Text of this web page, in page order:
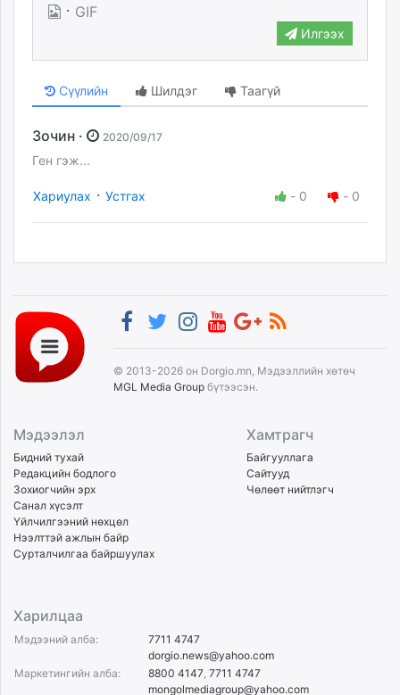
· GIF
Илгээх
Сүүлийн Шилдэг Таагүй
Зочин · 2020/09/17
Ген гэж...
Хариулах · Устгах - 0 - 0
© 2013-2026 он Dorgio.mn, Мэдээллийн хөтөч
MGL Media Group бүтээсэн.
Мэдээлэл
Бидний тухай
Редакцийн бодлого
Зохиогчийн эрх
Санал хүсэлт
Үйлчилгээний нөхцөл
Нээлттэй ажлын байр
Сурталчилгаа байршуулах
Хамтрагч
Байгууллага
Сайтууд
Чөлөөт нийтлэгч
Харилцаа
Мэдээний алба:
7711 4747
dorgio.news@yahoo.com
Маркетингийн алба:
8800 4147 7711 4747
mongolmediagroup@yahoo.com